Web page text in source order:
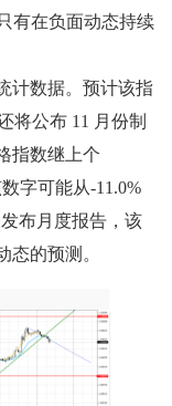
有在负面动态持续
计数据。预计该指
将公布 11 月份制
指数继上个
字可能从-11.0%
布月度报告，该
的预测。